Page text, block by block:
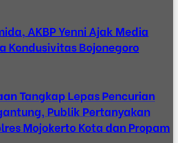
AKBP Yenni Ajak Media
Kondusivitas Bojonegoro
Tangkap Lepas Pencurian
Publik Pertanyakan
Mojokerto Kota dan Propam